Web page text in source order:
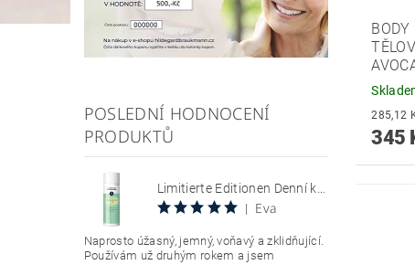
POSLEDNÍ HODNOCENÍ
PRODUKTŮ
Limitierte Editionen Denní krém s SPF 30, chránící citlivou pokožku se sklonem k zarudnutí a kuperóze 50 ml Hyaluron Sun Relax Tages Creme SPF 30
|
Eva
Naprosto úžasný, jemný, voňavý a zklidňující.
Používám už druhým rokem a jsem
BODY
345